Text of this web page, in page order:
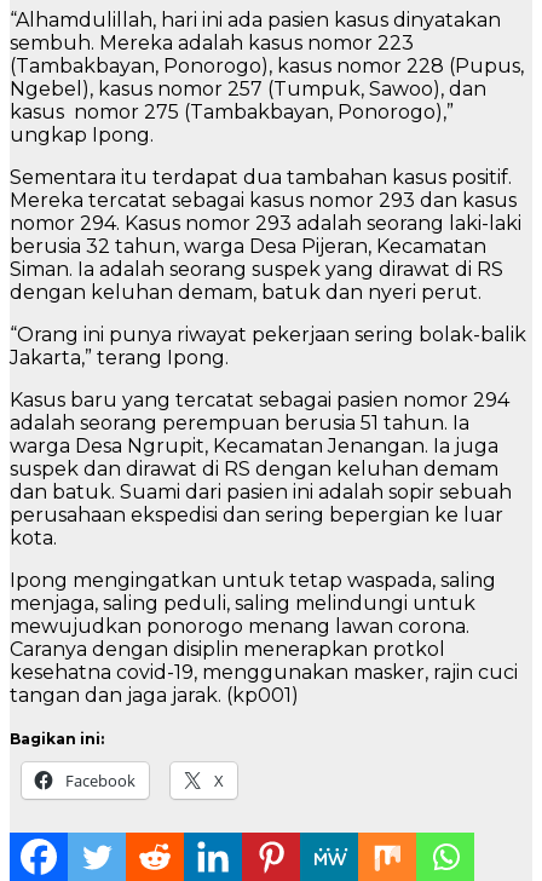
“Alhamdulillah, hari ini ada pasien kasus dinyatakan
sembuh. Mereka adalah kasus nomor 223
(Tambakbayan, Ponorogo), kasus nomor 228 (Pupus,
Ngebel), kasus nomor 257 (Tumpuk, Sawoo), dan
kasus nomor 275 (Tambakbayan, Ponorogo),”
ungkap Ipong.
Sementara itu terdapat dua tambahan kasus positif.
Mereka tercatat sebagai kasus nomor 293 dan kasus
nomor 294. Kasus nomor 293 adalah seorang laki-laki
berusia 32 tahun, warga Desa Pijeran, Kecamatan
Siman. Ia adalah seorang suspek yang dirawat di RS
dengan keluhan demam, batuk dan nyeri perut.
“Orang ini punya riwayat pekerjaan sering bolak-balik
Jakarta,” terang Ipong.
Kasus baru yang tercatat sebagai pasien nomor 294
adalah seorang perempuan berusia 51 tahun. Ia
warga Desa Ngrupit, Kecamatan Jenangan. Ia juga
suspek dan dirawat di RS dengan keluhan demam
dan batuk. Suami dari pasien ini adalah sopir sebuah
perusahaan ekspedisi dan sering bepergian ke luar
kota.
Ipong mengingatkan untuk tetap waspada, saling
menjaga, saling peduli, saling melindungi untuk
mewujudkan ponorogo menang lawan corona.
Caranya dengan disiplin menerapkan protkol
kesehatna covid-19, menggunakan masker, rajin cuci
tangan dan jaga jarak. (kp001)
Bagikan ini:
Facebook X